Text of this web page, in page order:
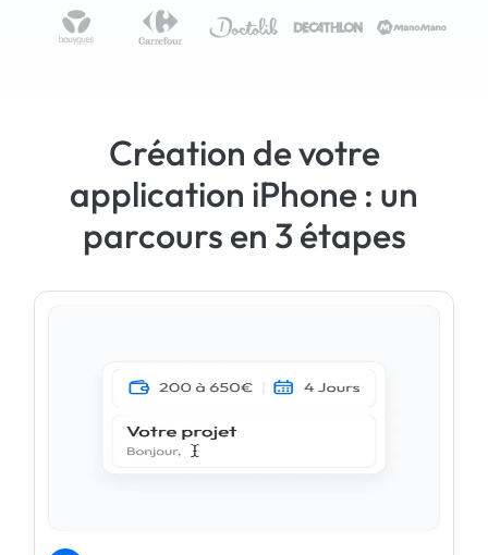
Création de votre
application iPhone : un
parcours en 3 étapes